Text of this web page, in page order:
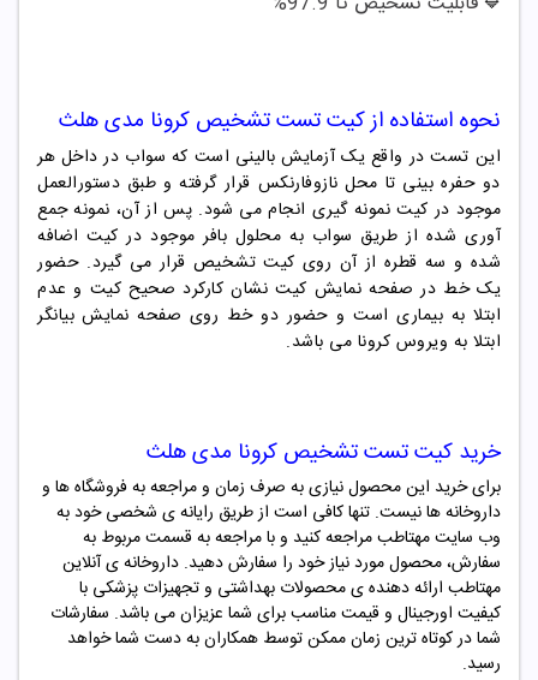
نحوه استفاده ازکیت تست تشخیص کرونا مدی هلث
این تست در واقع یک آزمایش بالینی است که سواب در داخل هر
دو حفره بینی تا محل نازوفارنکس قرار گرفته و طبق دستورالعمل
موجود در کیت نمونه گیری انجام می شود. پس از آن، نمونه جمع
آوری شده از طریق سواب به محلول بافر موجود در کیت اضافه
شده و سه قطره از آن روی کیت تشخیص قرار می گیرد. حضور
یک خط در صفحه نمایش کیت نشان کارکرد صحیح کیت و عدم
ابتلا به بیماری است و حضور دو خط روی صفحه نمایش بیانگر
ابتلا به ویروس کرونا می باشد.
خرید کیت تست تشخیص کرونا مدی هلث
برای خرید این محصول نیازی به صرف زمان و مراجعه به فروشگاه ها و
داروخانه ها نیست. تنها کافی است از طریق رایانه ی شخصی خود به
وب سایت مهتاطب مراجعه کنید و با مراجعه به قسمت مربوط به
سفارش، محصول مورد نیاز خود را سفارش دهید. داروخانه ی آنلاین
مهتاطب ارائه دهنده ی محصولات بهداشتی و تجهیزات پزشکی با
کیفیت اورجینال و قیمت مناسب برای شما عزیزان می باشد. سفارشات
شما در کوتاه ترین زمان ممکن توسط همکاران به دست شما خواهد
رسید.